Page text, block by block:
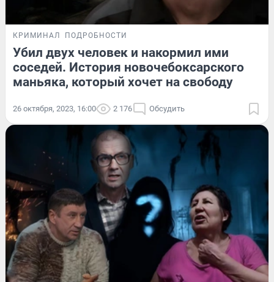
КРИМИНАЛ ПОДРОБНОСТИ
Убил двух человек и накормил ими
соседей. История новочебоксарского
маньяка, который хочет на свободу
26 октября, 2023, 16:00 2 176 Обсудить